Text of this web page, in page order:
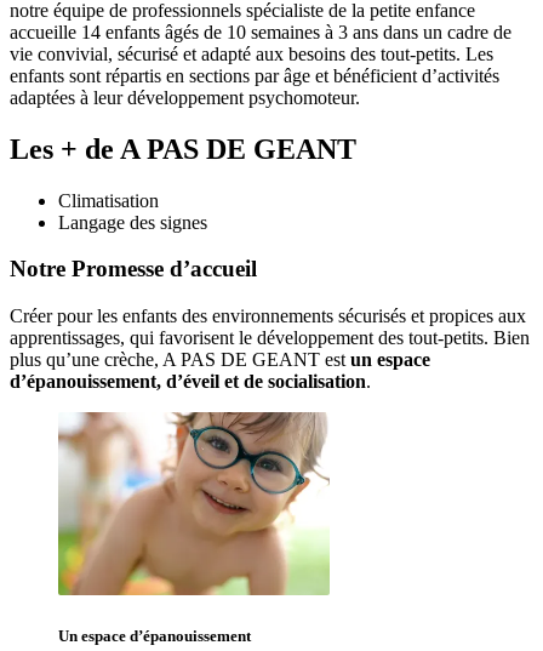
notre équipe de professionnels spécialiste de la petite enfance
accueille 14 enfants âgés de 10 semaines à 3 ans dans un cadre de
vie convivial, sécurisé et adapté aux besoins des tout-petits. Les
enfants sont répartis en sections par âge et bénéficient d’activités
adaptées à leur développement psychomoteur.
Les + de A PAS DE GEANT
Climatisation
Langage des signes
Notre Promesse d’accueil
Créer pour les enfants des environnements sécurisés et propices aux
apprentissages, qui favorisent le développement des tout-petits. Bien
plus qu’une crèche, A PAS DE GEANT est un espace
d’épanouissement, d’éveil et de socialisation.
Un espace d’épanouissement